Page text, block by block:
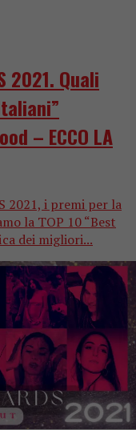
2021. Quali
– ECCO LA
2021, i premi per la
la TOP 10 “Best
dei migliori...